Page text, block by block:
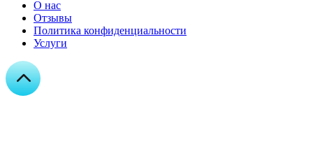
О нас
Отзывы
Политика конфиденциальности
Услуги